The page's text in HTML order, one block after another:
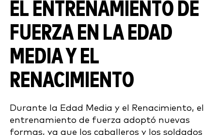
EL ENTRENAMIENTO DE
FUERZA EN LA EDAD
MEDIA Y EL
RENACIMIENTO
Durante la Edad Media y el Renacimiento, el
entrenamiento de fuerza adoptó nuevas
formas, ya que los caballeros y los soldados